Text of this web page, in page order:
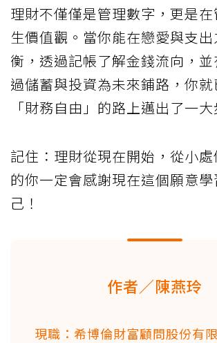
理財不僅僅是管理數字，更是在
生價值觀。當你能在戀愛與支
衡，透過記帳了解金錢流向，
過儲蓄與投資為未來鋪路，你
「財務自由」的路上邁出了一大
記住：理財從現在開始，從小
的你一定會感謝現在這個願意
己！
作者／陳燕玲
現職：希博倫財富顧問股份有